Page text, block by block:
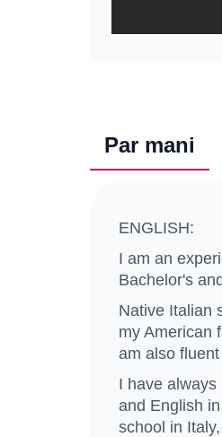
Par mani
ENGLISH:
I am an
Bachelor's
Native Italian
my American
am also
I have
and English
school in